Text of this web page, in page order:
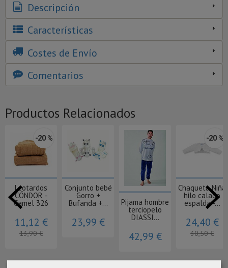
Descripción
Características
Costes de Envío
Comentarios
Productos Relacionados
-20 %
Leotardos
CÓNDOR -
Camel 326
11,12 €
13,90 €
Conjunto bebé
Gorro +
Bufanda +...
23,99 €
Pijama hombre
terciopelo
DIASSI...
42,99 €
-20 %
Chaqueta Niña
hilo calado
espalda -...
24,40 €
30,50 €